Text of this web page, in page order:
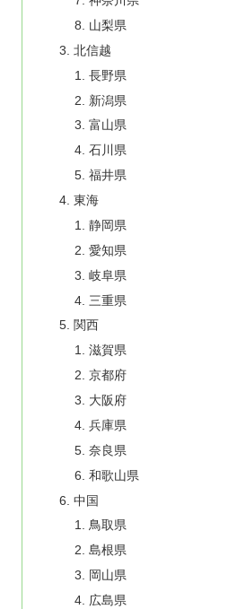
山梨県
北信越
長野県
新潟県
富山県
石川県
福井県
東海
静岡県
愛知県
岐阜県
三重県
関西
滋賀県
京都府
大阪府
兵庫県
奈良県
和歌山県
中国
鳥取県
島根県
岡山県
広島県